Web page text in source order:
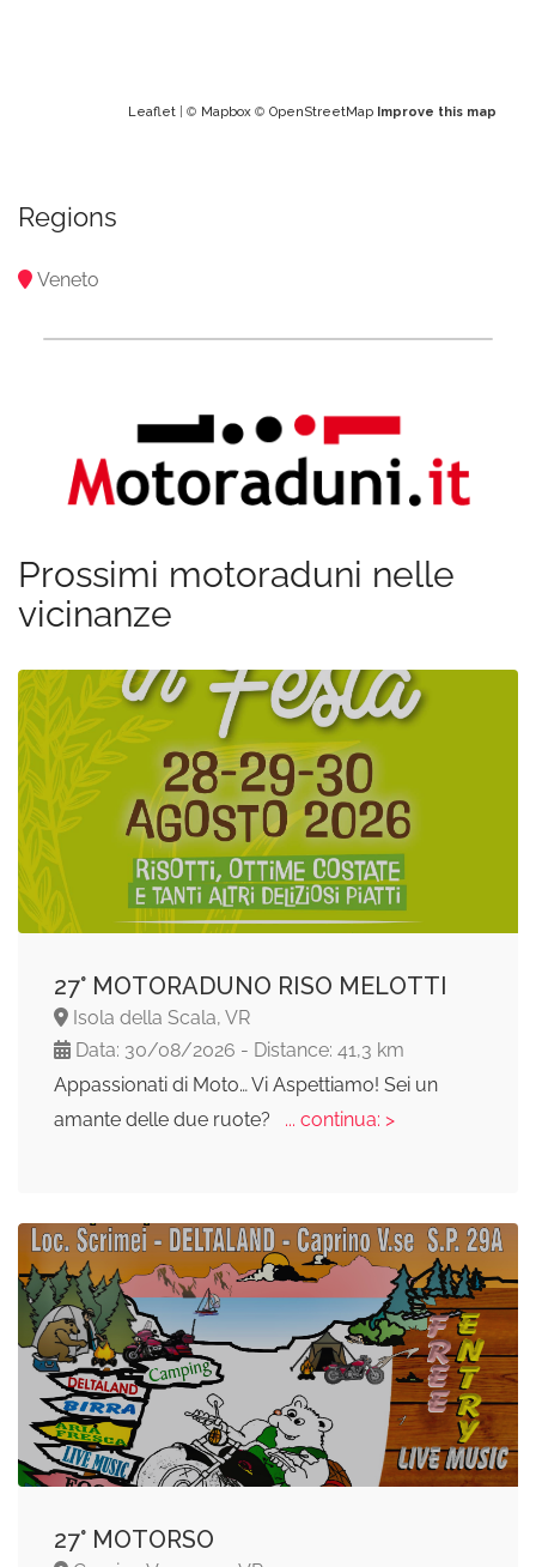
Leaflet | © Mapbox © OpenStreetMap Improve this map
Regions
Veneto
Prossimi motoraduni nelle
vicinanze
27° MOTORADUNO RISO MELOTTI
Isola della Scala, VR
Data: 30/08/2026 - Distance: 41,3 km
Appassionati di Moto… Vi Aspettiamo! Sei un
amante delle due ruote?
... continua: >
27° MOTORSO